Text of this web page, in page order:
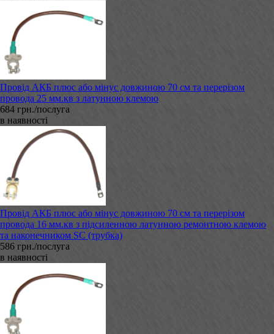
Провід АКБ плюс або мінус довжиною 70 см та перерізом
провода 25 мм.кв з латунною клемою
684 грн./послуга
в наявності
Провід АКБ плюс або мінус довжиною 70 см та перерізом
провода 16 мм.кв з підсиленною латунною ремонтною клемою
та наконечником SC (трубка)
586 грн./послуга
в наявності